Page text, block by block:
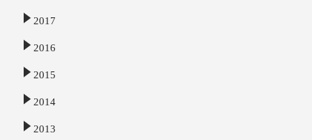
2017
2016
2015
2014
2013